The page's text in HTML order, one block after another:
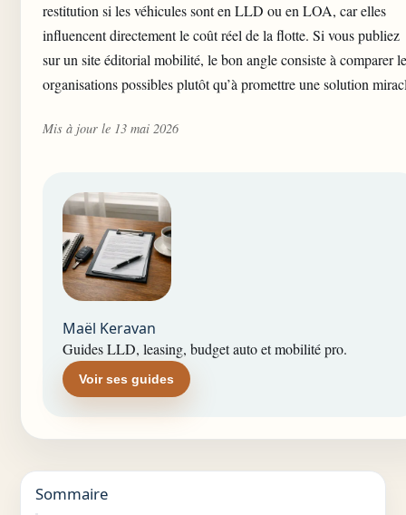
restitution si les véhicules sont en LLD ou en LOA, car elles
influencent directement lecoût réel de la flotte. Si vous publiez
sur un site éditorial mobilité, le bon angle consiste à comparer
organisations possibles plutôt qu’à promettre une solution
Mis à jour le 13 mai 2026
Maël Keravan
Guides LLD, leasing, budget auto et mobilité pro.
Voir ses guides
Sommaire